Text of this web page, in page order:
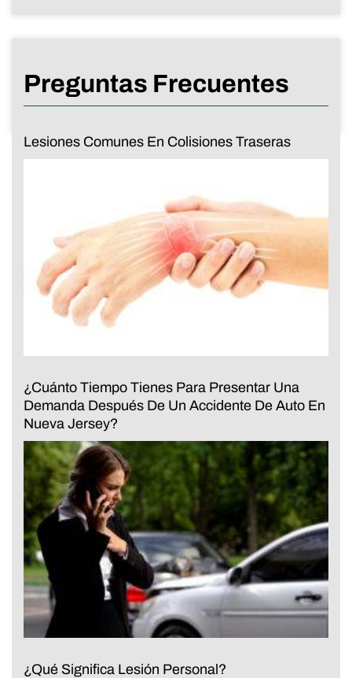
Preguntas Frecuentes
Lesiones Comunes En Colisiones Traseras
¿Cuánto Tiempo Tienes Para Presentar Una
Demanda Después De Un Accidente De Auto En
Nueva Jersey?
¿Qué Significa Lesión Personal?